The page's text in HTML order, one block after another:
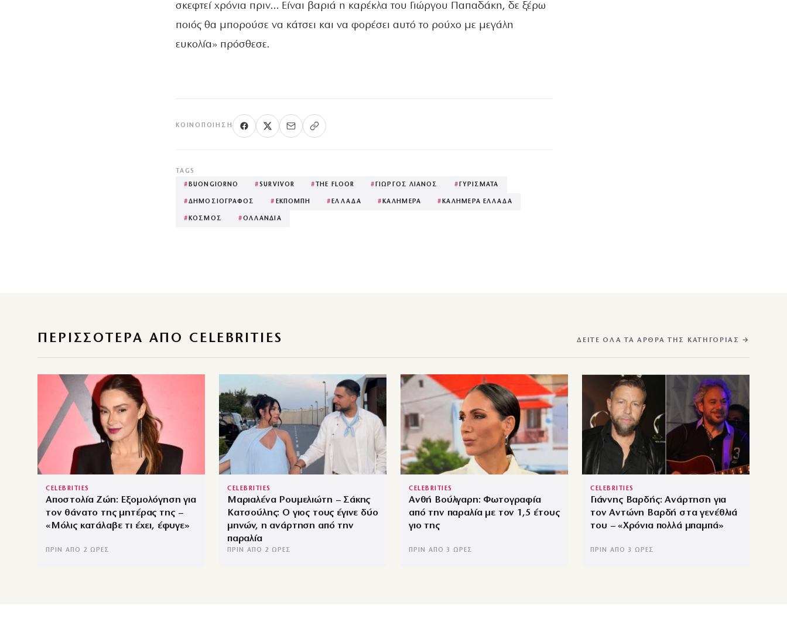
σκεφτεί χρόνια πριν… Είναι βαριά η καρέκλα του Γιώργου Παπαδάκη, δε ξέρω
ποιός θα μπορούσε να κάτσει και να φορέσει αυτό το ρούχο με μεγάλη
ευκολία» πρόσθεσε.
ΚΟΙΝΟΠΟΊΗΣΗ
TAGS
# BUONGIORNO #SURVIVOR # THE FLOOR # ΓΙΩΡΓΟΣ ΛΙΑΝΟΣ # ΓΥΡΙΣΜΑΤΑ
#ΔΗΜΟΣΙΟΓΡΑΦΟΣ # ΕΚΠΟΜΠΗ # ΕΛΛΑΔΑ # ΚΑΛΗΜΕΡΑ # ΚΑΛΗΜΕΡΑ ΕΛΛΑΔΑ
# ΚΟΣΜΟΣ #ΟΛΛΑΝΔΙΑ
ΠΕΡΙΣΣΌΤΕΡΑ ΑΠΌ CELEBRITIES ΔΕΊΤΕ ΌΛΑ ΤΑ ΆΡΘΡΑ ΤΗΣ ΚΑΤΗΓΟΡΊΑΣ →
CELEBRITIES
Αποστολία Ζώη: Εξομολόγηση για
τον θάνατο της μητέρας της –
«Μόλις κατάλαβε τι έχει, έφυγε»
ΠΡΙΝ ΑΠΌ 2 ΏΡΕΣ
CELEBRITIES
Μαριαλένα Ρουμελιώτη – Σάκης
Κατσούλης: Ο γιος τους έγινε δύο
μηνών, η ανάρτηση από την
παραλία
ΠΡΙΝ ΑΠΌ 2 ΏΡΕΣ
CELEBRITIES
Ανθή Βούλγαρη: Φωτογραφία
από την παραλία με τον 1,5 έτους
γιο της
ΠΡΙΝ ΑΠΌ 3 ΏΡΕΣ
CELEBRITIES
Γιάννης Βαρδής: Ανάρτηση για
τον Αντώνη Βαρδή στα γενέθλιά
του – «Χρόνια πολλά μπαμπά»
ΠΡΙΝ ΑΠΌ 3 ΏΡΕΣ